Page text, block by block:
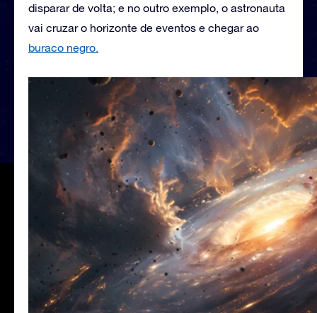
disparar de volta; e no outro exemplo, o astronauta
vai cruzar o horizonte de eventos e chegar ao
buraco negro.